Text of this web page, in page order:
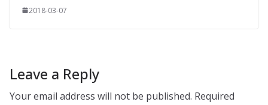
2018-03-07
Leave a Reply
Your email address will not be published. Required